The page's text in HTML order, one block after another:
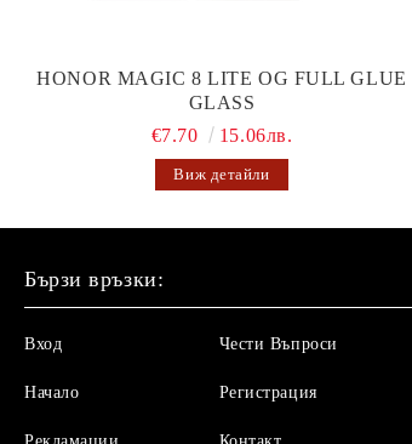
HONOR MAGIC 8 LITE OG FULL GLUE
GLASS
€7.70
15.06лв.
Виж детайли
Бързи връзки:
Вход
Начало
Чести Въпроси
Регистрация